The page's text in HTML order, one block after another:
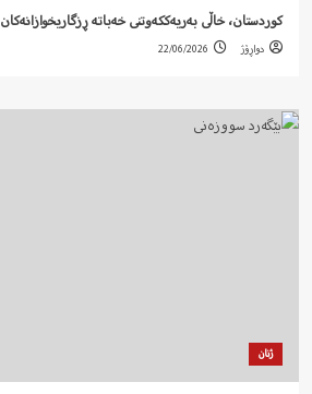
کوردستان، خاڵی بەریەککەوتنی خەباتە ڕزگاریخوازانەکان
دواڕۆژ 22/06/2026
ژنان